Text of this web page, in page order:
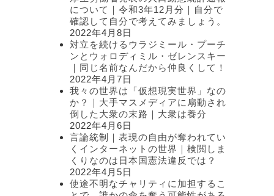
について｜令和3年12月分｜自分で
確認して自分で考えてみましょう。
2022年4月8日
対立を続けるウラジミール・プーチ
ンとウォロディミル・ゼレンスキー
｜同じ名前なんだから仲良くして！
2022年4月7日
我々の世界は「仮想現実世界」なの
か？｜大手マスメディアに扇動され
倒した大衆の末路｜大衆は養分
2022年4月6日
言論統制｜表現の自由が奪われてい
くインターネットの世界｜検閲しま
くりなのは日本国憲法違反では？
2022年4月5日
使途不明なチャリティに加担するこ